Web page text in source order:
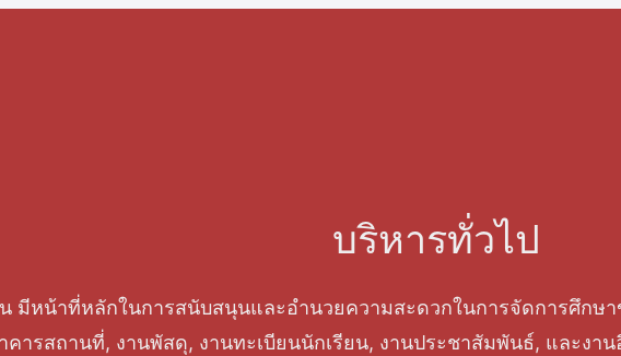
บริหารทั่วไป
น มีหน้าที่หลักในการสนับสนุนและอำนวยความสะดวกในการจัดการศึกษ
คารสถานที่, งานพัสดุ, งานทะเบียนนักเรียน, งานประชาสัมพันธ์, และงา